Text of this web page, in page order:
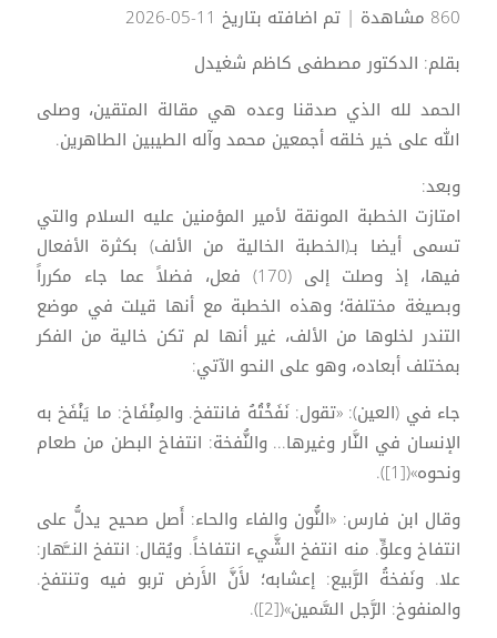
860 مشاهدة
| تم اضافته بتاريخ 11-05-2026
بقلم: الدكتور مصطفى كاظم شغيدل
الحمد لله الذي صدقنا وعده هي مقالة المتقين، وصلى
الله على خير خلقه أجمعين محمد وآله الطيبين الطاهرين.
وبعد:
امتازت الخطبة المونقة لأمير المؤمنين عليه السلام والتي
تسمى أيضا بـ(الخطبة الخالية من الألف) بكثرة الأفعال
فيها، إذ وصلت إلى (170) فعل، فضلاً عما جاء مكرراً
وبصيغة مختلفة؛ وهذه الخطبة مع أنها قيلت في موضع
التندر لخلوها من الألف، غير أنها لم تكن خالية من الفكر
بمختلف أبعاده، وهو على النحو الآتي:
جاء في (العين): «تقول: نَفَخْتُهُ فانتفخ. والمِنْفَاخ: ما يَنْفَخ به
الإنسان في النَّار وغيرها... والنُّفخة: انتفاخ البطن من طعام
ونحوه»([1]).
وقال ابن فارس: «النُّون والفاء والحاء: أَصل صحيح يدلُّ على
انتفاخ وعلوٍّ. منه انتفخ الشَّيء انتفاخاً. ويُقال: انتفخ النــَّهار:
علا. ونَفخةُ الرَّبيع: إعشابه؛ لأَنَّ الأَرض تربو فيه وتنتفخ.
والمنفوخ: الرَّجل السَّمين»([2]).